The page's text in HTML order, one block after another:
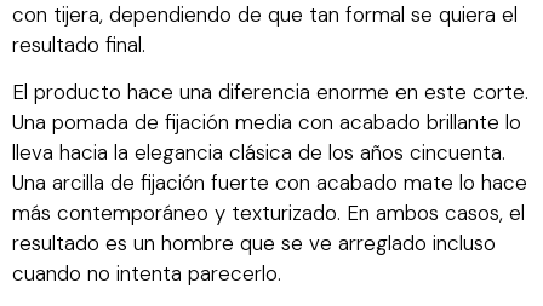
con tijera, dependiendo de que tan formal se quiera el
resultado final.
El producto hace una diferencia enorme en este corte.
Una pomada de fijación media con acabado brillante lo
lleva hacia la elegancia clásica de los años cincuenta.
Una arcilla de fijación fuerte con acabado mate lo hace
más contemporáneo y texturizado. En ambos casos, el
resultado es un hombre que se ve arreglado incluso
cuando no intenta parecerlo.